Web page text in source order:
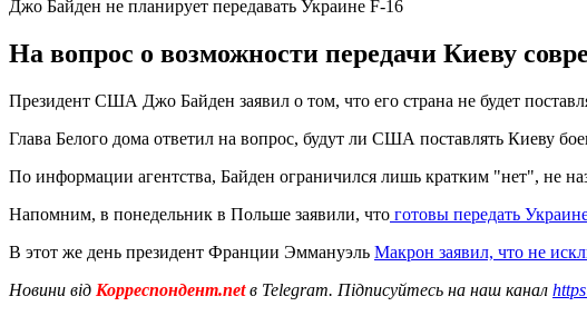
Джо Байден не планирует передавать Украине F-16
На вопрос о возможности передачи Киеву
Президент США Джо Байден заявил о том, что его страна не будет
Глава Белого дома ответил на вопрос, будут ли США поставлять Киеву
По информации агентства, Байден ограничился лишь кратким "нет", не
Напомним, в понедельник в Польше заявили, что готовы передать
В этот же день президент Франции Эммануэль Макрон заявил, что не
Новини від Корреспондент.netв Telegram. Підписуйтесь на наш канал